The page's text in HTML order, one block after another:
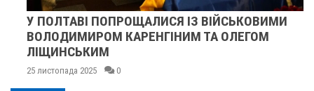
У ПОЛТАВІ ПОПРОЩАЛИСЯ ІЗ ВІЙСЬКОВИМИ
ВОЛОДИМИРОМ КАРЕНГІНИМ ТА ОЛЕГОМ
ЛІЩИНСЬКИМ
25 листопада 2025